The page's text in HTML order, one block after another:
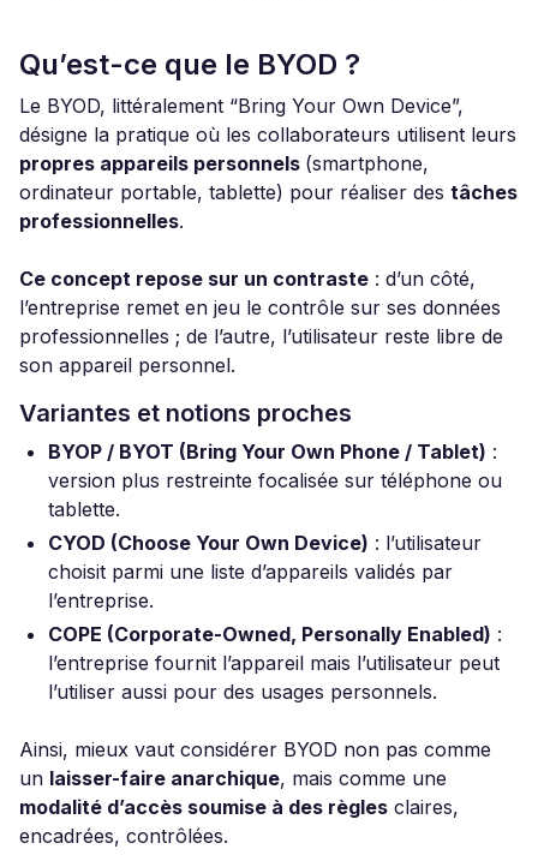
Qu’est-ce que le BYOD ?
Le BYOD, littéralement “Bring Your Own Device”,
désigne la pratique où les collaborateurs utilisent leurs
propres appareils personnels (smartphone,
ordinateur portable, tablette) pour réaliser des tâches
professionnelles.
Ce concept repose sur un contraste : d’un côté,
l’entreprise remet en jeu le contrôle sur ses données
professionnelles ; de l’autre, l’utilisateur reste libre de
son appareil personnel.
Variantes et notions proches
BYOP / BYOT (Bring Your Own Phone / Tablet) :
version plus restreinte focalisée sur téléphone ou
tablette.
CYOD (Choose Your Own Device) : l’utilisateur
choisit parmi une liste d’appareils validés par
l’entreprise.
COPE (Corporate-Owned, Personally Enabled) :
l’entreprise fournit l’appareil mais l’utilisateur peut
l’utiliser aussi pour des usages personnels.
Ainsi, mieux vaut considérer BYOD non pas comme
un laisser-faire anarchique, mais comme une
modalité d’accès soumise à des règles claires,
encadrées, contrôlées.